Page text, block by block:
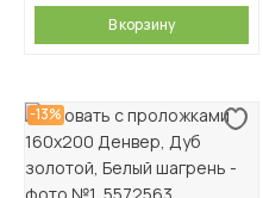
В корзину
-13%